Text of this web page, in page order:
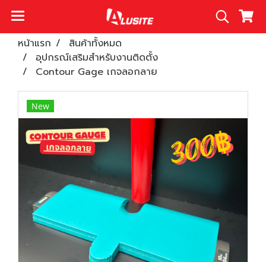
หน้าแรก
สินค้าทั้งหมด
อุปกรณ์เสริมสำหรับงานติดตั้ง
Contour Gage เกจลอกลาย
New